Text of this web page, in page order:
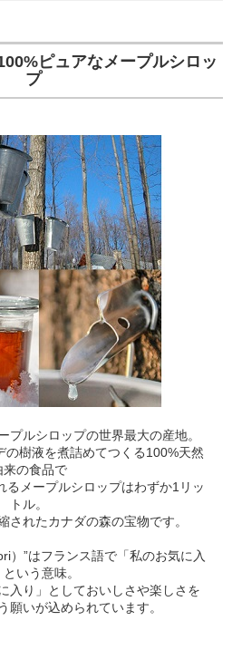
ピュアなメープルシロッ
プ
プルシロップの世界最大の産地。
の樹液を煮詰めてつくる100%天然
来の食品で
るメープルシロップはわずか1リッ
トル。
されたカナダの森の宝物です。
）”はフランス語で「私のお気に入
という意味。
入り」としておいしさや楽しさを
願いが込められています。